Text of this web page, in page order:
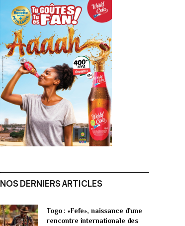
NOS DERNIERS ARTICLES
Togo : «Fefe», naissance d’une
rencontre internationale des